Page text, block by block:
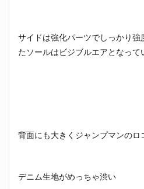
サイドは強化パーツでしっかり強
たソールはビジブルエアとなって
背面にも大きくジャンプマンのロ
デニム生地がめっちゃ渋い